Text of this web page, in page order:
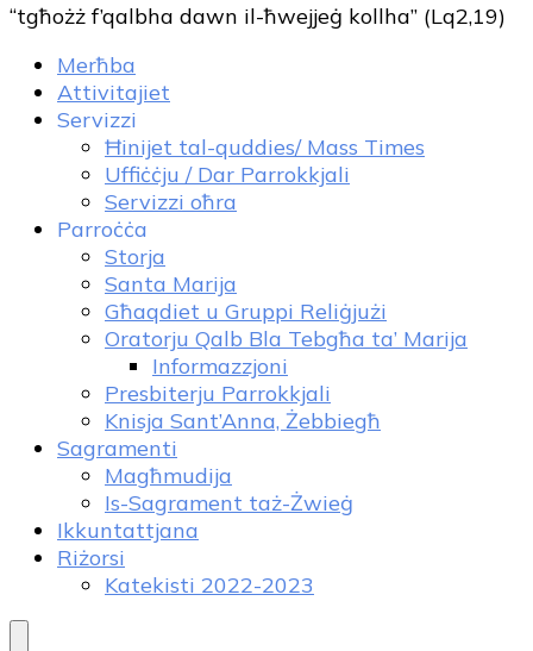
“tgħożż f’qalbha dawn il-ħwejjeġ kollha” (Lq2,19)
Merħba
Attivitajiet
Servizzi
Ħinijet tal-quddies/ Mass Times
Uffiċċju / Dar Parrokkjali
Servizzi oħra
Parroċċa
Storja
Santa Marija
Għaqdiet u Gruppi Reliġjużi
Oratorju Qalb Bla Tebgħa ta’ Marija
Informazzjoni
Presbiterju Parrokkjali
Knisja Sant’Anna, Żebbiegħ
Sagramenti
Magħmudija
Is-Sagrament taż-Żwieġ
Ikkuntattjana
Riżorsi
Katekisti 2022-2023